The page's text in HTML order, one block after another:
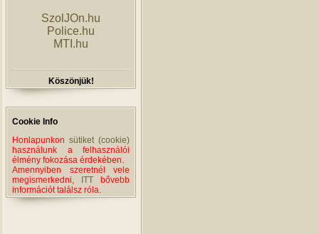
SzolJOn.hu
Police.hu
MTI.hu
Köszönjük!
Cookie Info
Honlapunkon sütiket (cookie)
használunk a felhasználói
élmény fokozása érdekében.
Amennyiben szeretnél vele
megismerkedni,
ITT bővebb
információt találsz róla.